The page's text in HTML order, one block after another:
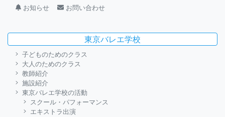
お知らせ お問い合わせ
東京バレエ学校
子どものためのクラス
大人のためのクラス
教師紹介
施設紹介
東京バレエ学校の活動
スクール・パフォーマンス
エキストラ出演